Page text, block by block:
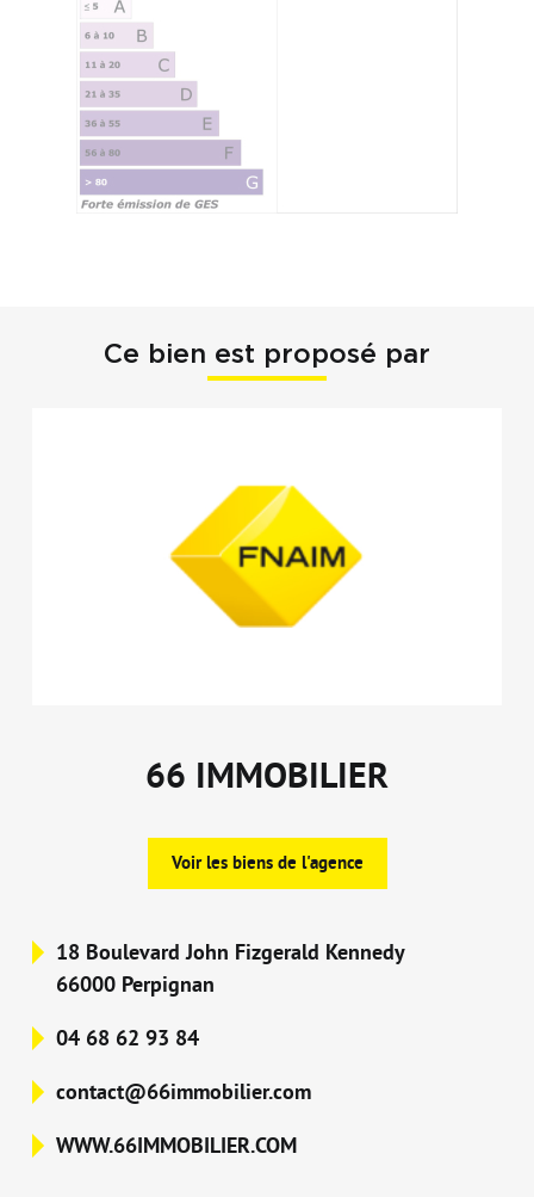
Ce bien est proposé par
66 IMMOBILIER
Voir les biens de l'agence
18 Boulevard John Fizgerald Kennedy
66000 Perpignan
04 68 62 93 84
contact@66immobilier.com
WWW.66IMMOBILIER.COM